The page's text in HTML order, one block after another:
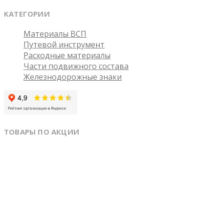
КАТЕГОРИИ
Материалы ВСП
Путевой инструмент
Расходные материалы
Части подвижного состава
Железнодорожные знаки
ТОВАРЫ ПО АКЦИИ